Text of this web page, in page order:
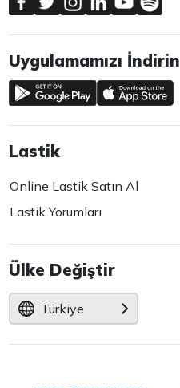
Uygulamamızı İndirin
Lastik
Online Lastik Satın Al
Lastik Yorumları
Ülke Değiştir
Türkiye